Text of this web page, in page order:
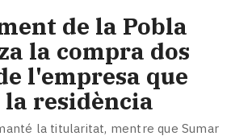
de la Pobla
la compra dos
l'empresa que
la residència
la titularitat, mentre que Sumar